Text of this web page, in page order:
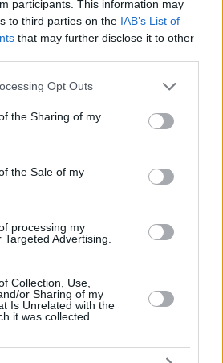
participants. This information may
to third parties on the IAB’s List of
that may further disclose it to other
app uses one or more Google
or usage behaviour. You may click to
Google and its third-party tags to
specified purposes in below Google
Opt Outs
the Sharing of my
the Sale of my
processing my
Advertising.
Collection, Use,
or Sharing of my
Is Unrelated with the
it was collected.